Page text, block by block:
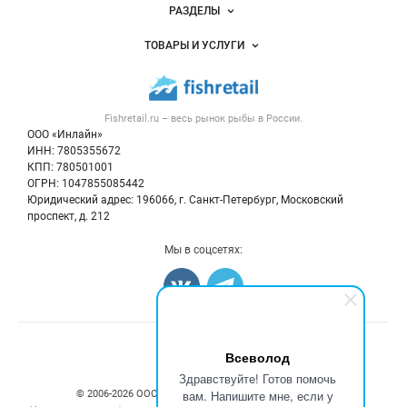
Всеволод
Здравствуйте! Готов помочь
вам. Напишите мне, если у
Fishretail.ru – весь рынок рыбы в России.
ООО «Инлайн»
ИНН: 7805355672
КПП: 780501001
ОГРН: 1047855085442
Юридический адрес: 196066, г. Санкт-Петербург, Московский
проспект, д. 212
Новости Fishretail.ru
Размещение рекламы
Публичная оферта
Контактная информация
Политика обработки персональных данных
РАЗДЕЛЫ
Объявления
Новости рынка
Блог
ТОВАРЫ И УСЛУГИ
Рыба
Икра
Мы в соцсетях:
Счетчики, авторское право, логотипы
© 2006‑2026 ООО “Инлайн”. 12+ Все права защищены.